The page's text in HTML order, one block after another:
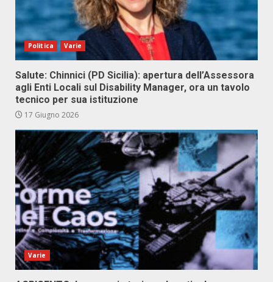
Politica Varie
Salute: Chinnici (PD Sicilia): apertura dell’Assessora
agli Enti Locali sul Disability Manager, ora un tavolo
tecnico per sua istituzione
17 Giugno 2026
Varie